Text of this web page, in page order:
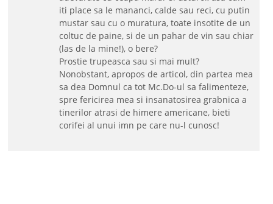
iti place sa le mananci, calde sau reci, cu putin
mustar sau cu o muratura, toate insotite de un
coltuc de paine, si de un pahar de vin sau chiar
(las de la mine!), o bere?
Prostie trupeasca sau si mai mult?
Nonobstant, apropos de articol, din partea mea
sa dea Domnul ca tot Mc.Do-ul sa falimenteze,
spre fericirea mea si insanatosirea grabnica a
tinerilor atrasi de himere americane, bieti
corifei al unui imn pe care nu-l cunosc!